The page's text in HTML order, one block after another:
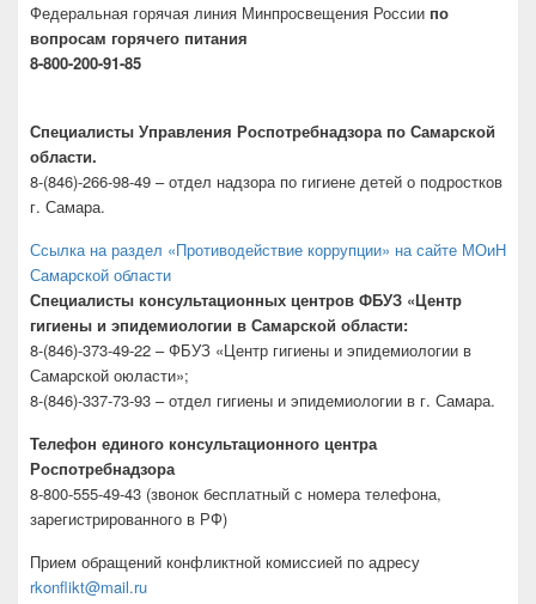
Федеральная горячая линия Минпросвещения России по
вопросам горячего питания
8-800-200-91-85
Специалисты Управления Роспотребнадзора по Самарской
области.
8-(846)-266-98-49 – отдел надзора по гигиене детей о подростков
г. Самара.
Ссылка на раздел «Противодействие коррупции» на сайте МОиН
Самарской области
Специалисты консультационных центров ФБУЗ «Центр
гигиены и эпидемиологии в Самарской области:
8-(846)-373-49-22 – ФБУЗ «Центр гигиены и эпидемиологии в
Самарской оюласти»;
8-(846)-337-73-93 – отдел гигиены и эпидемиологии в г. Самара.
Телефон единого консультационного центра
Роспотребнадзора
8-800-555-49-43 (звонок бесплатный с номера телефона,
зарегистрированного в РФ)
Прием обращений конфликтной комиссией по адресу
rkonflikt@mail.ru